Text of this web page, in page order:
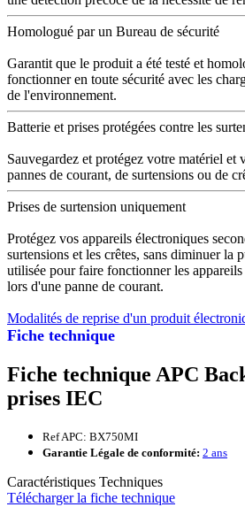
Fiche technique
Homologué par un Bureau de sécurité
Garantit que le produit a été testé et
fonctionner en toute sécurité avec les
de l'environnement.
Batterie et prises protégées contre les
Sauvegardez et protégez votre matériel et
pannes de courant, de surtensions ou de
Prises de surtension uniquement
Protégez vos appareils électroniques
surtensions et les crêtes, sans diminuer la
utilisée pour faire fonctionner les
lors d'une panne de courant.
Modalités de reprise d'un produit
Fiche technique APC
prises IEC
Ref APC: BX750MI
Garantie Légale de conformité: 2 ans
Caractéristiques Techniques
Télécharger la fiche technique